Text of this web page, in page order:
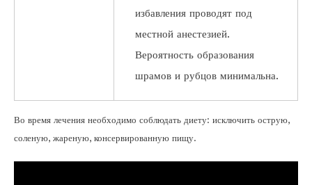
избавления проводят под
местной анестезией.
Вероятность образования
шрамов и рубцов минимальна.
Во время лечения необходимо соблюдать диету: исключить острую,
соленую, жареную, консервированную пищу.